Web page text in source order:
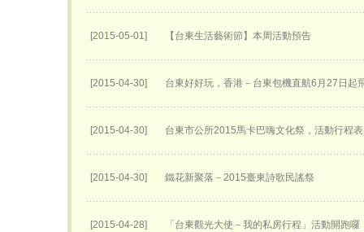
[2015-05-01] 【台東生活藝術節】本周活動預告
[2015-04-30] 台東好好玩，香港－台東包機直航6月27日​起
[2015-04-30] 台東市公所2015馬卡巴嗨文化祭，活動行程
[2015-04-30] 鐵花新聚落－2015臺東詩歌民謠祭
[2015-04-28] 「台東觀光大使－我的私房行程」活動開跑囉